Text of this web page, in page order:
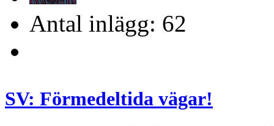
Antal inlägg: 62
SV: Förmedeltida vägar!